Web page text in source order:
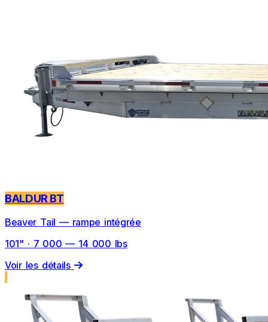
BALDUR BT
Beaver Tail — rampe intégrée
101" · 7 000 — 14 000 lbs
Voir les détails